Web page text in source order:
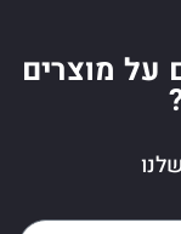
על מוצרים